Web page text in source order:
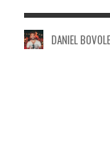
DANIEL